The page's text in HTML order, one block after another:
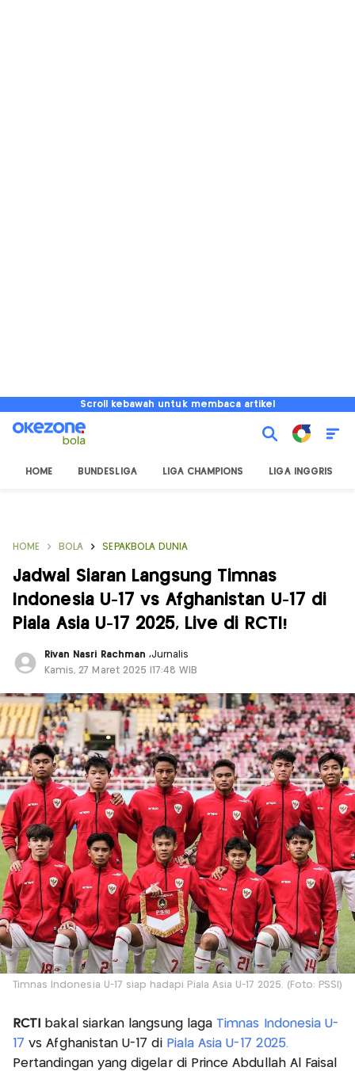
Scroll kebawah untuk membaca artikel
HOME BUNDESLIGA LIGA CHAMPIONS LIGA INGGRIS
HOME BOLA SEPAKBOLA DUNIA
Jadwal Siaran Langsung Timnas
Indonesia U-17 vs Afghanistan U-17 di
Piala Asia U-17 2025, Live di RCTI!
Rivan Nasri Rachman ,Jurnalis
Kamis, 27 Maret 2025 |17:48 WIB
Timnas Indonesia U-17 siap hadapi Piala Asia U-17 2025. (Foto: PSSI)
RCTI bakal siarkan langsung laga Timnas Indonesia U-
17 vs Afghanistan U-17 di Piala Asia U-17 2025.
Pertandingan yang digelar di Prince Abdullah Al Faisal